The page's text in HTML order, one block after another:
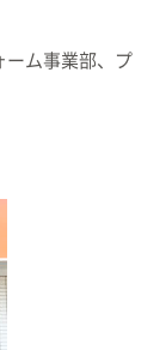
ーム事業部、プ